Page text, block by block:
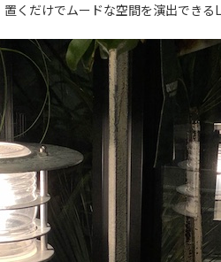
置くだけでムードな空間を演出できる